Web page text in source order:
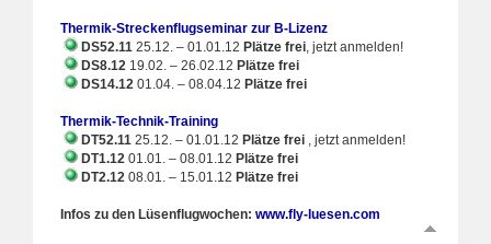
Thermik-Streckenflugseminar zur B-Lizenz
DS52.11 25.12. – 01.01.12 Plätze frei , jetzt anmelden!
DS8.12 19.02. – 26.02.12 Plätze frei
DS14.12 01.04. – 08.04.12 Plätze frei
Thermik-Technik-Training
DT52.11 25.12. – 01.01.12 Plätze frei
, jetzt anmelden!
DT1.12 01.01. – 08.01.12 Plätze frei
DT2.12 08.01. – 15.01.12 Plätze frei
Infos zu den Lüsenflugwochen: www.fly-luesen.com